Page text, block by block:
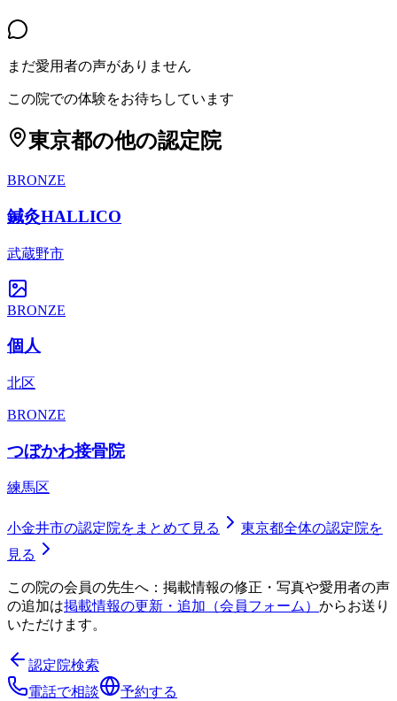
まだ愛用者の声がありません
この院での体験をお待ちしています
東京都の他の認定院
BRONZE
鍼灸HALLICO
武蔵野市
BRONZE
個人
北区
BRONZE
つぼかわ接骨院
練馬区
小金井市の認定院をまとめて見る 東京都全体の認定院を
見る
この院の会員の先生へ：掲載情報の修正・写真や愛用者の声
の追加は掲載情報の更新・追加（会員フォーム） からお送り
いただけます。
認定院検索
電話で相談
予約する